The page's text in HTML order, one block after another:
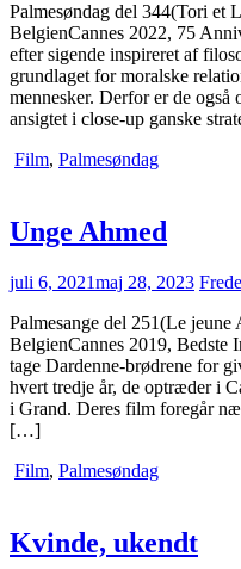
Palmesøndag del 344(Tori et
BelgienCannes 2022, 75
efter sigende inspireret af
grundlaget for moralske
mennesker. Derfor er de også
ansigtet i close-up ganske
Film, Palmesøndag
Unge Ahmed
juli 6, 2021maj 28, 2023
Palmesange del 251(Le
BelgienCannes 2019, Bedste
tage Dardenne-brødrene for
hvert tredje år, de optræder i
i Grand. Deres film foregår
[…]
Film, Palmesøndag
Kvinde, ukendt